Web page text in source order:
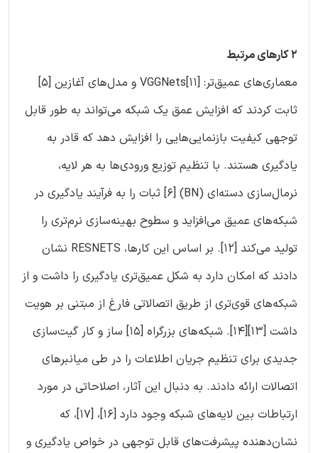
2 کارهای مرتبط
معماری‌های عمیق‌تر: VGGNets[11] و مدل‌های آغازین [5]
ثابت کردند که افزایش عمق یک شبکه می‌تواند به طور قابل
توجهی کیفیت بازنمایی‌هایی را افزایش دهد که قادر به
یادگیری هستند. با تنظیم توزیع ورودی‌ها به هر لایه،
نرمال‌سازی دسته‌ای (BN) [6] ثبات را به فرآیند یادگیری در
شبکه‌های عمیق می‌افزاید و سطوح بهینه‌سازی نرم‌تری را
تولید می‌کند [12]. بر اساس این کارها، RESNETS نشان
دادند که امکان دارد به شکل عمیق‌تری یادگیری را داشت و از
شبکه‌های قوی‌تری از طریق اتصالاتی فارغ از مبتنی بر هویت
داشت [13][14]. شبکه‌های بزرگراه [15] ساز و کار گیت‌سازی
جدیدی برای تنظیم جریان اطلاعات را در طی میانبرهای
اتصالات ارائه دادند. به دنبال این آثار، اصلاحاتی در مورد
ارتباطات بین لایه‌های شبکه وجود دارد [16]، [17]، که
نشان‌دهنده پیشرفت‌های قابل توجهی در خواص یادگیری و